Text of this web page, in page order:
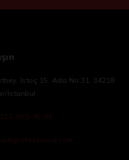
İstoç 15. Ada No:31, 34218
İstanbul
809-96-95